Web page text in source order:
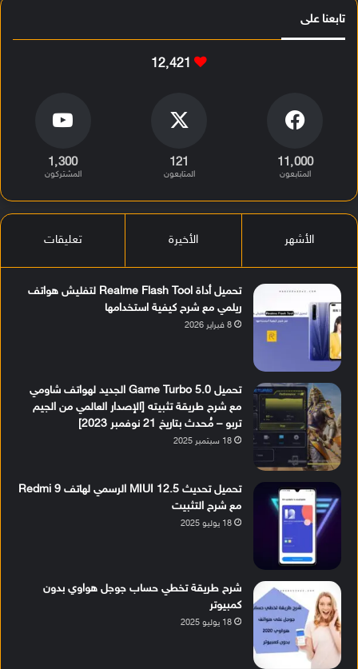
تابعنا على
12٬421
11٬000
المتابعون
121
المتابعون
1٬300
المشتركون
الأشهر الأخيرة تعليقات
تحميل أداة Realme Flash Tool لتفليش هواتف
ريلمي مع شرح كيفية استخدامها
8 فبراير 2026
تحميل Game Turbo 5.0 الجديد لهواتف شاومي
مع شرح طريقة تثبيته [الإصدار العالمي من الجيم
تربو – مُحدث بتاريخ 21 نوفمبر 2023]
18 سبتمبر 2025
تحميل تحديث MIUI 12.5 الرسمي لهاتف Redmi 9
مع شرح التثبيت
18 يوليو 2025
شرح طريقة تخطي حساب جوجل هواوي بدون
كمبيوتر
18 يوليو 2025